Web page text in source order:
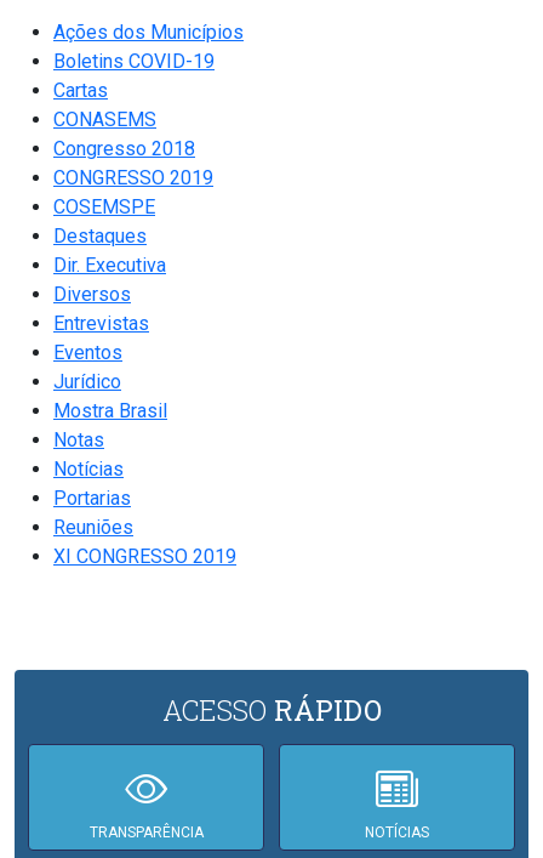
Ações dos Municípios
Boletins COVID-19
Cartas
CONASEMS
Congresso 2018
CONGRESSO 2019
COSEMSPE
Destaques
Dir. Executiva
Diversos
Entrevistas
Eventos
Jurídico
Mostra Brasil
Notas
Notícias
Portarias
Reuniões
XI CONGRESSO 2019
ACESSO RÁPIDO
TRANSPARÊNCIA NOTÍCIAS